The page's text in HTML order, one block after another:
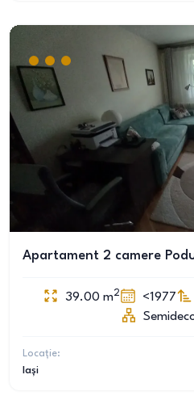
Apartament 2 camere
39.00 m2 <1977
Locație:
Iași